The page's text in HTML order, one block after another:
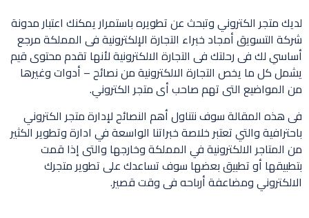
لديك متجر الكتروني وتبحث عن تطويره باستمرار يمكنك اعتبار مدونة
شركة التسويق أمجاد خبراء التجارة الإلكترونية فى المملكة مرجع
أساسي لك فى رحلتك فى التجارة الالكترونية لأنها تقدم محتوى قيم
يشمل كل ما يخص التجارة الالكترونية من نصائح – أدوات وغيرها
من المواضيع التى تهم صاحب أى متجر الكتروني.
فى هذه المقالة سوف نتناول أهم النصائح لإدارة متجر الكتروني
باحترافية والتي تعتبر خلاصة خبراتنا الواسعة في ادارة وتطوير الكثير
من المتاجر الالكترونية في المملكة وخارجها والتى إذا قمت
بتطبيقها أو تطبيق بعضها سوف تساعدك على تطوير متجرك
الالكتروني ومضاعفة أرباحه فى وقت قصير.